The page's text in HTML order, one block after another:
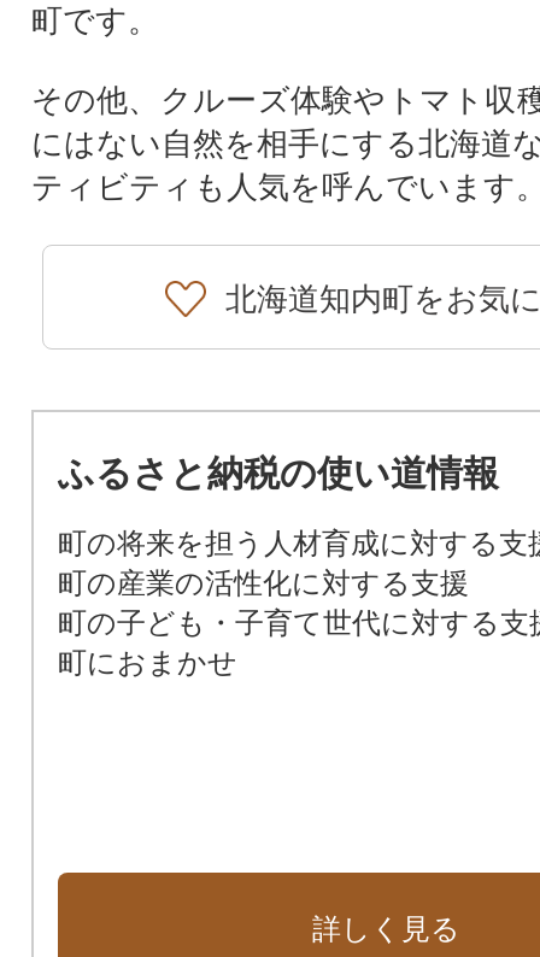
町です。
その他、クルーズ体験やトマト収
にはない自然を相手にする北海道
ティビティも人気を呼んでいます
北海道知内町をお気
ふるさと納税の使い道情報
町の将来を担う人材育成に対する支
町の産業の活性化に対する支援
町の子ども・子育て世代に対する支
町におまかせ
詳しく見る